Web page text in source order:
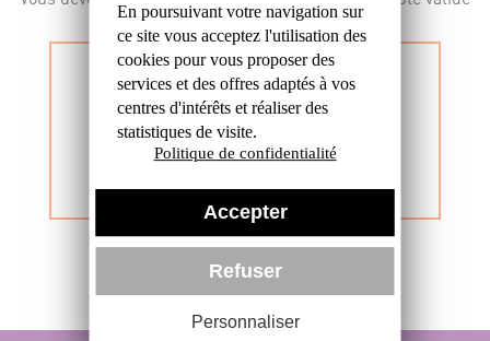
pour vous inscrire depuis le site.
BULLETIN
D'INSCRIPTION
PAPIER
En poursuivant votre navigation sur
ce sitevous acceptez l'utilisation des
cookiespour vous proposer des
services et des offresadaptés à vos
centres d'intérêts et réaliserdes
statistiques de visite.
Politique de confidentialité
Accepter
Refuser
Personnaliser